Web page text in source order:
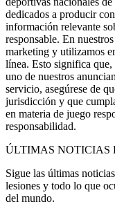
dedicados a producir
información relevante
responsable. En
marketing y utilizamos
línea. Esto significa
uno de nuestros
servicio, asegúrese de
jurisdicción y que
en materia de juego
responsabilidad.
ÚLTIMAS NOTICIAS
Sigue las últimas
lesiones y todo lo que
del mundo.